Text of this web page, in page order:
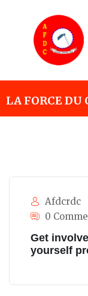
Afdcrdc
0
Get
yourself